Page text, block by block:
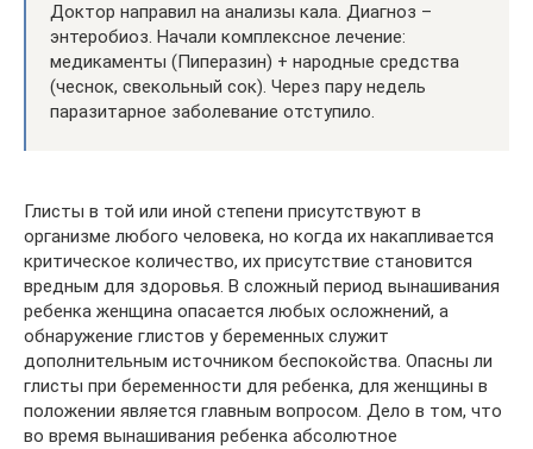
Доктор направил на анализы кала. Диагноз –
энтеробиоз. Начали комплексное лечение:
медикаменты (Пиперазин) + народные средства
(чеснок, свекольный сок). Через пару недель
паразитарное заболевание отступило.
Глисты в той или иной степени присутствуют в
организме любого человека, но когда их накапливается
критическое количество, их присутствие становится
вредным для здоровья. В сложный период вынашивания
ребенка женщина опасается любых осложнений, а
обнаружение глистов у беременных служит
дополнительным источником беспокойства. Опасны ли
глисты при беременности для ребенка, для женщины в
положении является главным вопросом. Дело в том, что
во время вынашивания ребенка абсолютное